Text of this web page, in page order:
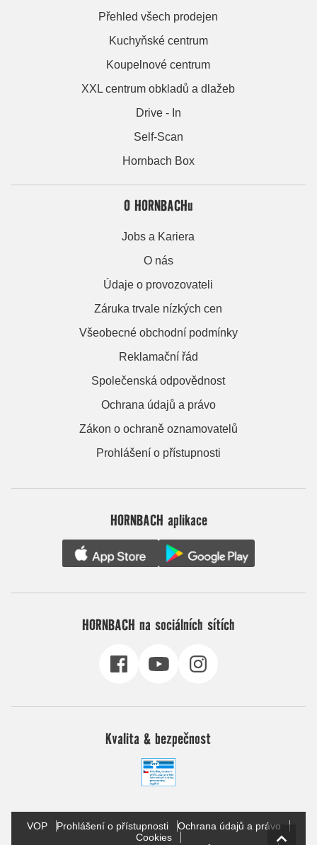
Přehled všech prodejen
Kuchyňské centrum
Koupelnové centrum
XXL centrum obkladů a dlažeb
Drive - In
Self-Scan
Hornbach Box
O HORNBACHu
Jobs a Kariera
O nás
Údaje o provozovateli
Záruka trvale nízkých cen
Všeobecné obchodní podmínky
Reklamační řád
Společenská odpovědnost
Ochrana údajů a právo
Zákon o ochraně oznamovatelů
Prohlášení o přístupnosti
HORNBACH aplikace
HORNBACH na sociálních sítích
Kvalita & bezpečnost
VOP Prohlášení o přístupnosti
Ochrana údajů a právo
Cookies